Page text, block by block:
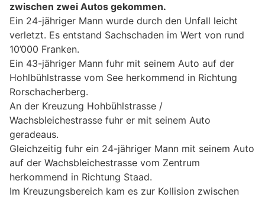
zwischen zwei Autos gekommen.
Ein 24-jähriger Mann wurde durch den Unfall leicht
verletzt. Es entstand Sachschaden im Wert von rund
10’000 Franken.
Ein 43-jähriger Mann fuhr mit seinem Auto auf der
Hohlbühlstrasse vom See herkommend in Richtung
Rorschacherberg.
An der Kreuzung Hohbühlstrasse /
Wachsbleichestrasse fuhr er mit seinem Auto
geradeaus.
Gleichzeitig fuhr ein 24-jähriger Mann mit seinem Auto
auf der Wachsbleichestrasse vom Zentrum
herkommend in Richtung Staad.
Im Kreuzungsbereich kam es zur Kollision zwischen